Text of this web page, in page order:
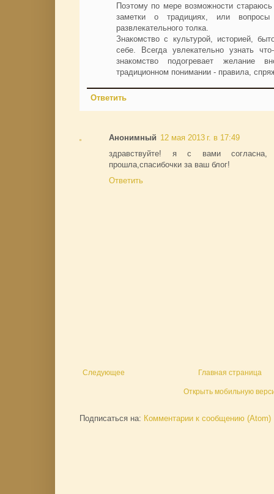
Поэтому по мере возможности
заметки о традициях, или
развлекательного толка.
Знакомство с культурой, историей,
себе. Всегда увлекательно узнать
знакомство подогревает желание
традиционном понимании - правила,
Ответить
Анонимный 12 мая 2013 г. в 17:49
здравствуйте! я с вами
прошла,спасибочки за ваш блог!
Ответить
Следующее Главная страница
Открыть мобильную
Подписаться на: Комментарии к сообщению (Atom)